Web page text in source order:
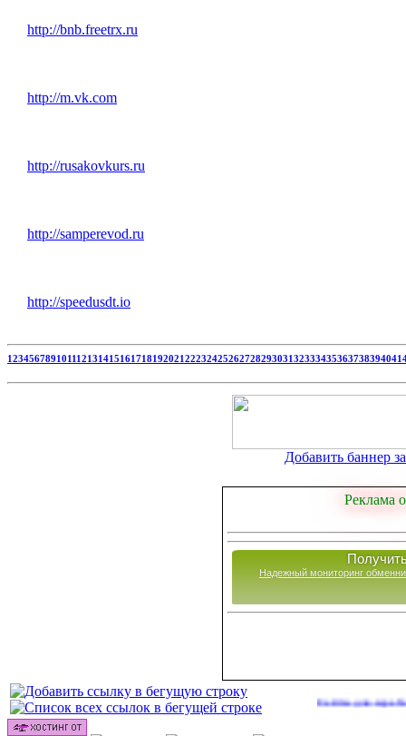
http://bnb.freetrx.ru
http://m.vk.com
http://rusakovkurs.ru
http://samperevod.ru
http://speedusdt.io
1234567891011121314151617181920212223242526272829303132333435363738394041
Добавить баннер
Реклама
Надежный мониторинг
Сайты для заработка в